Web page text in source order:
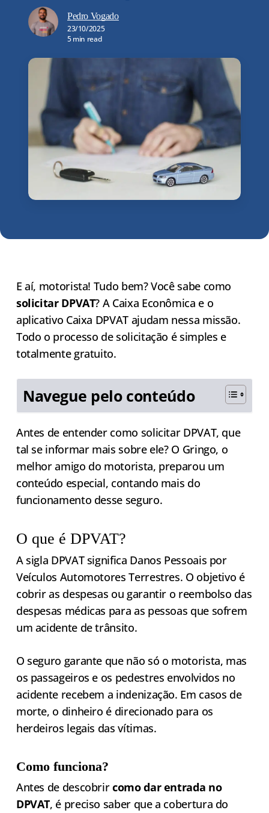
Pedro Vogado
23/10/2025
5 min read
E aí, motorista! Tudo bem? Você sabe como
solicitar DPVAT? A Caixa Econômica e o
aplicativo Caixa DPVAT ajudam nessa missão.
Todo o processo de solicitação é simples e
totalmente gratuito.
Navegue pelo conteúdo
Antes de entender como solicitar DPVAT, que
tal se informar mais sobre ele? O Gringo, o
melhor amigo do motorista, preparou um
conteúdo especial, contando mais do
funcionamento desse seguro.
O que é DPVAT?
A sigla DPVAT significa Danos Pessoais por
Veículos Automotores Terrestres. O objetivo é
cobrir as despesas ou garantir o reembolso das
despesas médicas para as pessoas que sofrem
um acidente de trânsito.
O seguro garante que não só o motorista, mas
os passageiros e os pedestres envolvidos no
acidente recebem a indenização. Em casos de
morte, o dinheiro é direcionado para os
herdeiros legais das vítimas.
Como funciona?
Antes de descobrircomo dar entrada no
DPVAT, é preciso saber que a cobertura do